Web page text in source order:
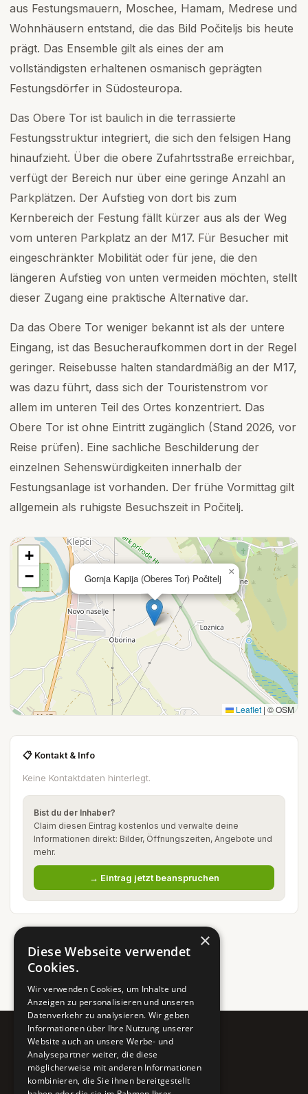
aus Festungsmauern, Moschee, Hamam, Medrese und
Wohnhäusern entstand, die das Bild Počiteljs bis heute
prägt. Das Ensemble gilt als eines der am
vollständigsten erhaltenen osmanisch geprägten
Festungsdörfer in Südosteuropa.
Das Obere Tor ist baulich in die terrassierte
Festungsstruktur integriert, die sich den felsigen Hang
hinaufzieht. Über die obere Zufahrtsstraße erreichbar,
verfügt der Bereich nur über eine geringe Anzahl an
Parkplätzen. Der Aufstieg von dort bis zum
Kernbereich der Festung fällt kürzer aus als der Weg
vom unteren Parkplatz an der M17. Für Besucher mit
eingeschränkter Mobilität oder für jene, die den
längeren Aufstieg von unten vermeiden möchten, stellt
dieser Zugang eine praktische Alternative dar.
Da das Obere Tor weniger bekannt ist als der untere
Eingang, ist das Besucheraufkommen dort in der Regel
geringer. Reisebusse halten standardmäßig an der M17,
was dazu führt, dass sich der Touristenstrom vor
allem im unteren Teil des Ortes konzentriert. Das
Obere Tor ist ohne Eintritt zugänglich (Stand 2026, vor
Reise prüfen). Eine sachliche Beschilderung der
einzelnen Sehenswürdigkeiten innerhalb der
Festungsanlage ist vorhanden. Der frühe Vormittag gilt
allgemein als ruhigste Besuchszeit in Počitelj.
Gornja Kapija (Oberes Tor) Počitelj
×
+
−
Leaflet | © OSM
📋 Kontakt & Info
Keine Kontaktdaten hinterlegt.
Bist du der Inhaber?
Claim diesen Eintrag kostenlos und verwalte deine
Informationen direkt: Bilder, Öffnungszeiten, Angebote und
mehr.
→ Eintrag jetzt beanspruchen
Pure BiH
Authentisches Bosnien & Herzegowina
×
Diese Webseite verwendet
Cookies.
Wir verwenden Cookies, um Inhalte und
Anzeigen zu personalisieren und unseren
Datenverkehr zu analysieren. Wir geben
Informationen über Ihre Nutzung unserer
Website auch an unsere Werbe- und
Analysepartner weiter, die diese
möglicherweise mit anderen Informationen
kombinieren, die Sie ihnen bereitgestellt